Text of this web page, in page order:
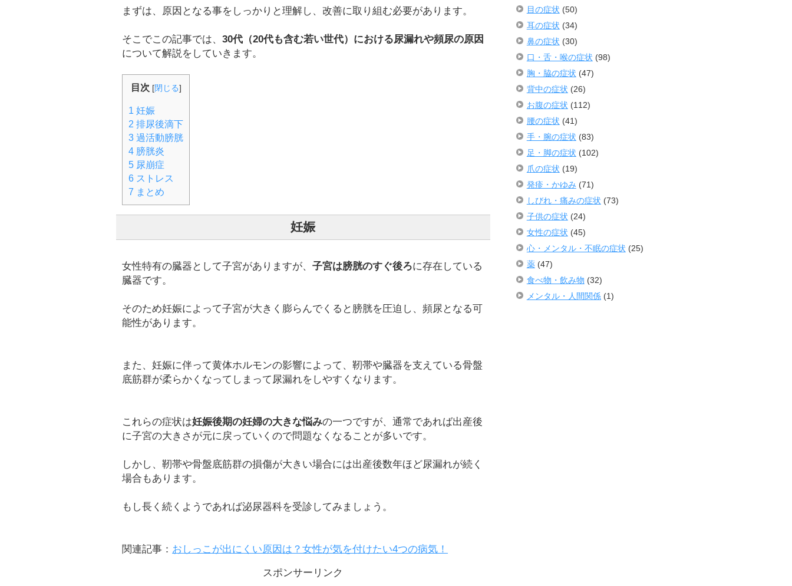
まずは、原因となる事をしっかりと理解し、改善に取り組む必要があります。
そこでこの記事では、 30代（20代も含む若い世代）における尿漏れや頻尿の原因
について解説をしていきます。
目次 [閉じる]
1 妊娠
2 排尿後滴下
3 過活動膀胱
4 膀胱炎
5 尿崩症
6 ストレス
7 まとめ
妊娠
女性特有の臓器として子宮がありますが、 子宮は膀胱のすぐ後ろに存在している
臓器です。
そのため妊娠によって子宮が大きく膨らんでくると膀胱を圧迫し、頻尿となる可
能性があります。
また、妊娠に伴って黄体ホルモンの影響によって、靭帯や臓器を支えている骨盤
底筋群が柔らかくなってしまって尿漏れをしやすくなります。
これらの症状は妊娠後期の妊婦の大きな悩みの一つですが、通常であれば出産後
に子宮の大きさが元に戻っていくので問題なくなることが多いです。
しかし、靭帯や骨盤底筋群の損傷が大きい場合には出産後数年ほど尿漏れが続く
場合もあります。
もし長く続くようであれば泌尿器科を受診してみましょう。
関連記事： おしっこが出にくい原因は？女性が気を付けたい4つの病気！
スポンサーリンク
目の症状 (50)
耳の症状 (34)
鼻の症状 (30)
口・舌・喉の症状 (98)
胸・脇の症状 (47)
背中の症状 (26)
お腹の症状 (112)
腰の症状 (41)
手・腕の症状 (83)
足・脚の症状 (102)
爪の症状 (19)
発疹・かゆみ (71)
しびれ・痛みの症状 (73)
子供の症状 (24)
女性の症状 (45)
心・メンタル・不眠の症状 (25)
薬(47)
食べ物・飲み物 (32)
メンタル・人間関係(1)